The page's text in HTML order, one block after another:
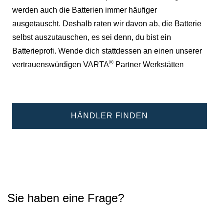
werden auch die Batterien immer häufiger
ausgetauscht. Deshalb raten wir davon ab, die Batterie
selbst auszutauschen, es sei denn, du bist ein
Batterieprofi. Wende dich stattdessen an einen unserer
vertrauenswürdigen VARTA® Partner Werkstätten
HÄNDLER FINDEN
Sie haben eine Frage?